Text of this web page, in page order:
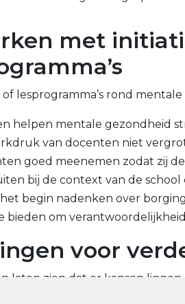
met
of lesprogramma’s rond
helpen mentale gezondheid
van docenten niet
goed meenemen zodat zij
bij de context van de
begin nadenken over
bieden om
voor
laten zien dat er kansen